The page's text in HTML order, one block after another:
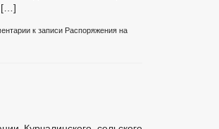
[…]
к записи Распоряжения на